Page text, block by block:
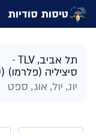
טיסות סודיות
תל אביב, TLV
סיציליה (פלרמו) (PMO), איטליה
יונ, יול, אוג, ספט